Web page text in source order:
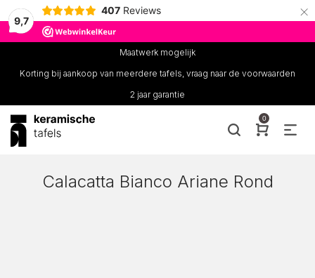
9,7
407 Reviews ×
Maatwerk mogelijk
Korting bij aankoop van meerdere tafels, vraag naar de voorwaarden
2 jaar garantie
0
Calacatta Bianco Ariane Rond